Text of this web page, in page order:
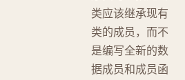
类应该继承现有
类的成员，而不
是编写全新的数
据成员和成员函